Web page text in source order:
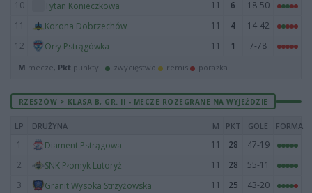
10 Tytan Konieczkowa 11 6
18-50
11
Korona Dobrzechów 11 4
14-42
12
Orły Pstrągówka 11 1 7-78
M mecze, Pkt punkty · zwycięstwo remis porażka
RZESZÓW > KLASA B, GR. II - MECZE ROZEGRANE NA WYJEŹDZIE
LP DRUŻYNA M PKT GOLE FORMA
1 Diament Pstrągowa 11 28
47-19
2
SNK Płomyk Lutoryż 11 28
55-11
3
Granit Wysoka Strzyżowska 11 25
43-20